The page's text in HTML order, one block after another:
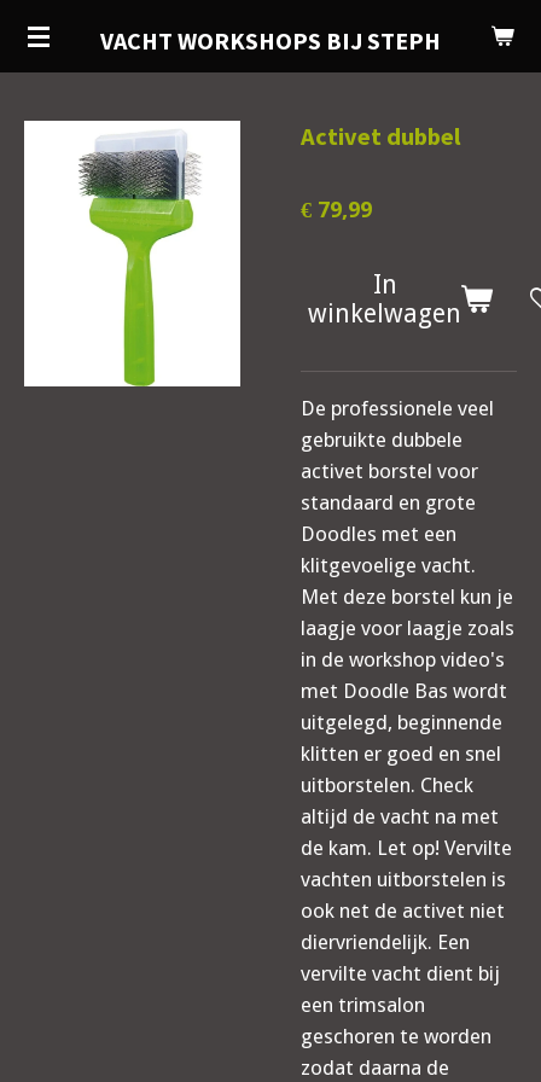
Ga
de
hoofdinhoud
VACHT WORKSHOPS BIJ STEPH
Activet dubbel
€ 79,99
In
winkelwagen
De professionele veel
gebruikte dubbele
activet borstel voor
standaard en grote
Doodles met een
klitgevoelige vacht.
Met deze borstel kun je
laagje voor laagje zoals
in de workshop video's
met Doodle Bas wordt
uitgelegd, beginnende
klitten er goed en snel
uitborstelen. Check
altijd de vacht na met
de kam. Let op! Vervilte
vachten uitborstelen is
ook net de activet niet
diervriendelijk. Een
vervilte vacht dient bij
een trimsalon
geschoren te worden
zodat daarna de